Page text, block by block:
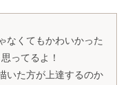
なくてもかわいかった
ってるよ！
いた方が上達するのか